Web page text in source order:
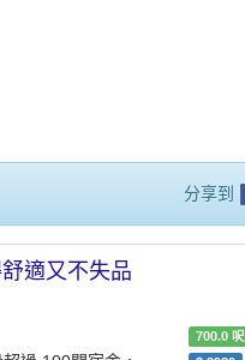
分享到
適又不失品
700.0呎